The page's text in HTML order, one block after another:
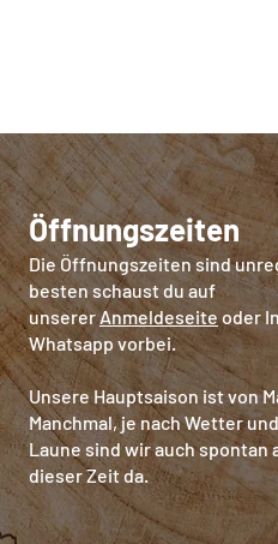
Öffnungszeiten
Die Öffnungszeiten sind
besten schaust du auf
unsererAnmeldeseite oder
Whatsapp vorbei.
Unsere Hauptsaison ist von
Manchmal, je nach Wetter
Laune sind wir auch spontan
dieser Zeit da.